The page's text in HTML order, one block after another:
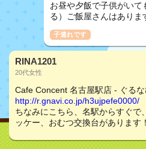
お昼や夕飯で子供がい
る）ご飯屋さんはありま
子連れです
RINA1201
20代女性
Cafe Concent 名古屋駅店 - ぐる
http://r.gnavi.co.jp/h3ujpefe0000/
ちなみにこちら、名駅からすぐで
ッケー、おむつ交換台があります！